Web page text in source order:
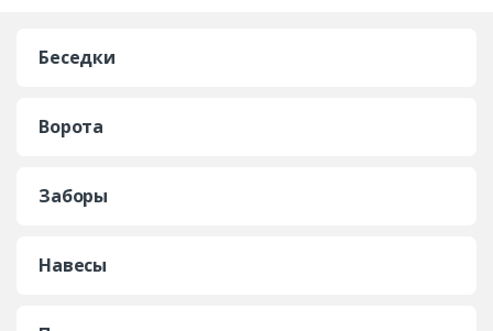
Беседки
Ворота
Заборы
Навесы